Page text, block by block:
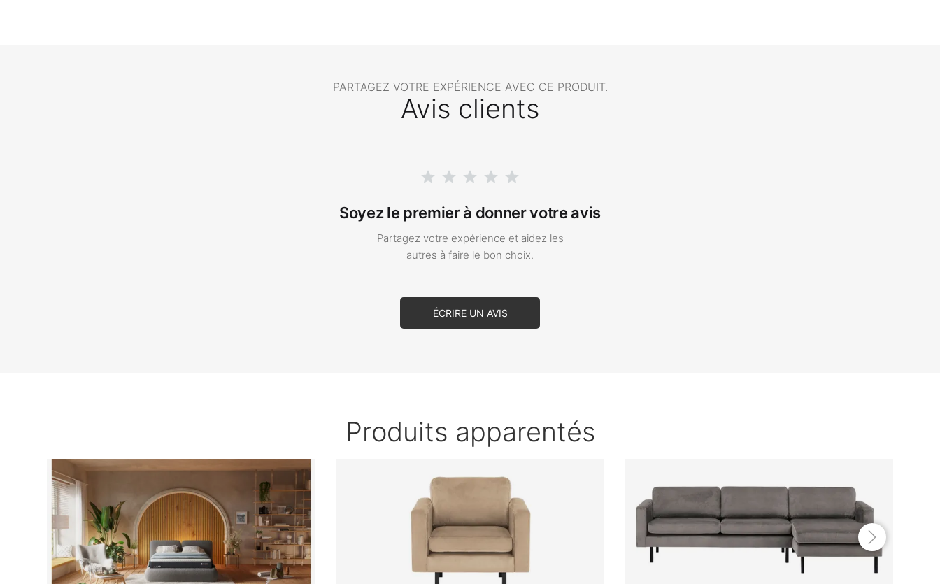
PARTAGEZ VOTRE EXPÉRIENCE AVEC CE PRODUIT.
Avis clients
Soyez le premier à donner votre avis
Partagez votre expérience et aidez les
autres à faire le bon choix.
ÉCRIRE UN AVIS
Produits apparentés